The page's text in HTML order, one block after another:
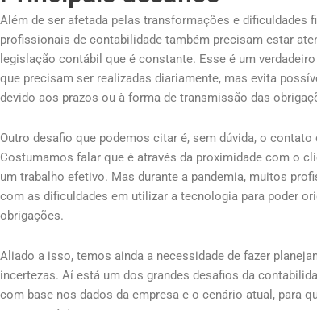
Além de ser afetada pelas transformações e dificuldades
profissionais de contabilidade também precisam estar
legislação contábil que é constante. Esse é um
que precisam ser realizadas diariamente, mas evita
devido aos prazos ou à forma de transmissão das
Outro desafio que podemos citar é, sem dúvida, o
Costumamos falar que é através da proximidade com o
um trabalho efetivo. Mas durante a pandemia, muitos
com as dificuldades em utilizar a tecnologia para poder
obrigações.
Aliado a isso, temos ainda a necessidade de fazer
incertezas. Aí está um dos grandes desafios da
com base nos dados da empresa e o cenário atual, para